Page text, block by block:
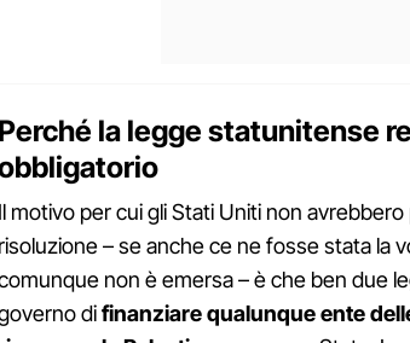
Perché la legge statunitense
Il motivo per cui gli Stati Uniti non
risoluzione – se anche ce ne fosse stata la
non è emersa – è che ben due
difinanziare qualunque ente